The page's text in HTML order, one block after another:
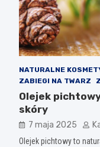
NATURALNE
ZABIEGI NA TWARZ
Olejek
skóry
7 maja 2025
Olejek pichtowy to